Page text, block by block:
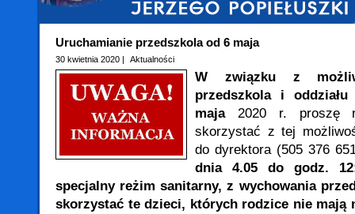
Uruchamianie przedszkola od 6 maja
30 kwietnia 2020 | Aktualności
W związku z
przedszkola i
maja2020 r. proszę
skorzystać z tej
do dyrektora (505 376
dnia 4.05 do godz.
specjalny reżim sanitarny, z wychowania
skorzystać te dzieci, których rodzice nie mają